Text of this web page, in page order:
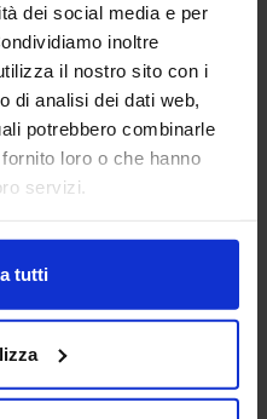
dei social media e per
inoltre
il nostro sito con i
di analisi dei dati web,
potrebbero combinarle
loro o che hanno
servizi.
tutti
ai preferiti
Associazione Nazionale
da oltre 110 anni ha